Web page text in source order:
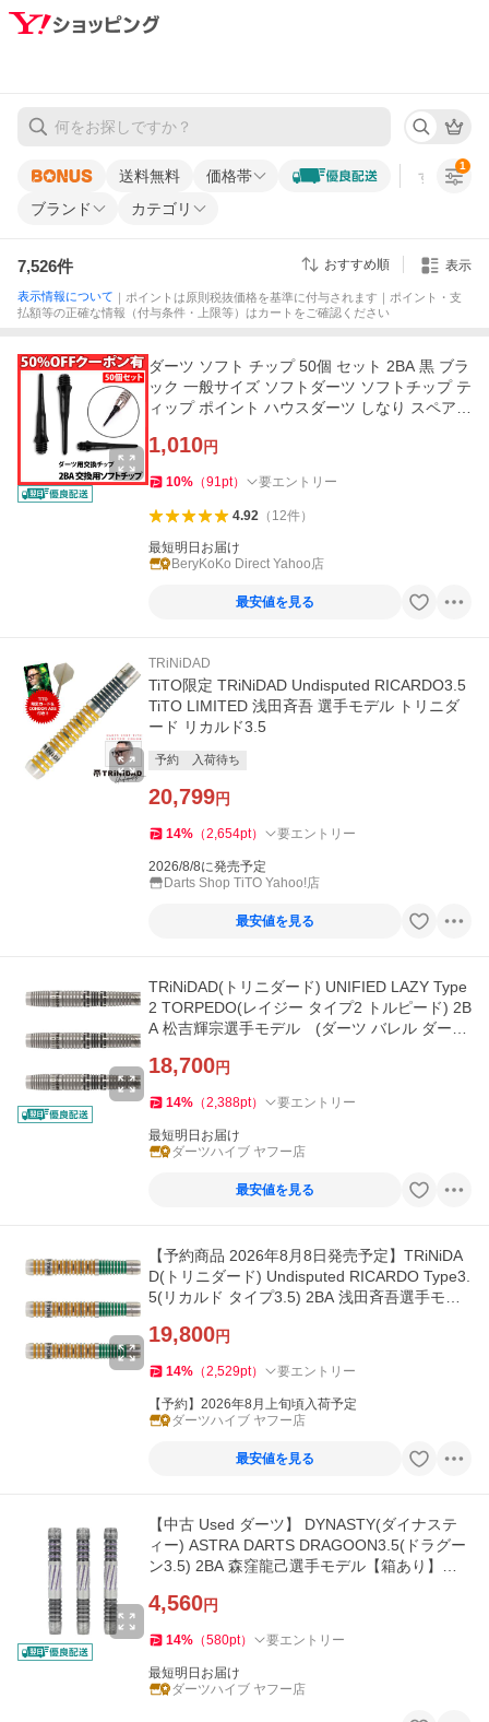
送料無料 価格帯 すべての条
ブランド カテゴリ
1
7,526件 おすすめ順 表示
表示情報について ｜ポイントは原則税抜価格を基準に付与されます｜ポイント・支
払額等の正確な情報（付与条件・上限等）はカートをご確認ください
ダーツ ソフト チップ 50個 セット 2BA 黒 ブラ
ック 一般サイズ ソフトダーツ ソフトチップ テ
ィップ ポイント ハウスダーツ しなり スペア
1,010円
10% （91pt） 要エントリー
4.92（ 12件）
最短明日お届け
BeryKoKo Direct Yahoo店
最安値を見る
TRiNiDAD
TiTO限定 TRiNiDAD Undisputed RICARDO3.5
TiTO LIMITED 浅田斉吾 選手モデル トリニダ
ード リカルド3.5
予約 入荷待ち
20,799円
14% （2,654pt） 要エントリー
2026/8/8に発売予定
Darts Shop TiTO Yahoo!店
最安値を見る
TRiNiDAD(トリニダード) UNIFIED LAZY Type
2 TORPEDO(レイジー タイプ2 トルピード) 2B
A 松吉輝宗選手モデル (ダーツ バレル ダーツ
18,700円
14% （2,388pt） 要エントリー
最短明日お届け
ダーツハイブ ヤフー店
最安値を見る
【予約商品 2026年8月8日発売予定】TRiNiDA
D(トリニダード) Undisputed RICARDO Type3.
5(リカルド タイプ3.5) 2BA 浅田斉吾選手モデ
19,800円
14% （2,529pt） 要エントリー
【予約】2026年8月上旬頃入荷予定
ダーツハイブ ヤフー店
最安値を見る
【中古 Used ダーツ】 DYNASTY(ダイナステ
ィー) ASTRA DARTS DRAGOON3.5(ドラグー
ン3.5) 2BA 森窪龍己選手モデル【箱あり】
4,560円
14% （580pt） 要エントリー
最短明日お届け
ダーツハイブ ヤフー店